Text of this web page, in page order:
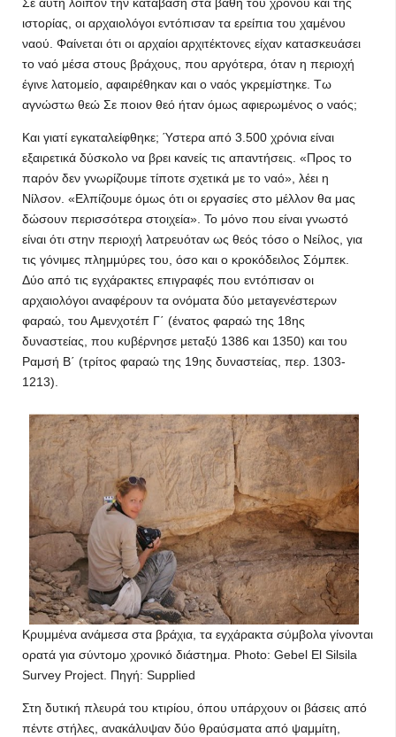
ιστορίας, οι αρχαιολόγοι εντόπισαν τα ερείπια του χαμένου
ναού. Φαίνεται ότι οι αρχαίοι αρχιτέκτονες είχαν κατασκευάσει
το ναό μέσα στους βράχους, που αργότερα, όταν η περιοχή
έγινε λατομείο, αφαιρέθηκαν και ο ναός γκρεμίστηκε. Τω
αγνώστω θεώ Σε ποιον θεό ήταν όμως αφιερωμένος ο ναός;
Και γιατί εγκαταλείφθηκε; Ύστερα από 3.500 χρόνια είναι
εξαιρετικά δύσκολο να βρει κανείς τις απαντήσεις. «Προς το
παρόν δεν γνωρίζουμε τίποτε σχετικά με το ναό», λέει η
Νίλσον. «Ελπίζουμε όμως ότι οι εργασίες στο μέλλον θα μας
δώσουν περισσότερα στοιχεία». Το μόνο που είναι γνωστό
είναι ότι στην περιοχή λατρευόταν ως θεός τόσο ο Νείλος, για
τις γόνιμες πλημμύρες του, όσο και ο κροκόδειλος Σόμπεκ.
Δύο από τις εγχάρακτες επιγραφές που εντόπισαν οι
αρχαιολόγοι αναφέρουν τα ονόματα δύο μεταγενέστερων
φαραώ, του Αμενχοτέπ Γ΄ (ένατος φαραώ της 18ης
δυναστείας, που κυβέρνησε μεταξύ 1386 και 1350) και του
Ραμσή Β΄ (τρίτος φαραώ της 19ης δυναστείας, περ. 1303-
1213).
Κρυμμένα ανάμεσα στα βράχια, τα εγχάρακτα σύμβολα γίνονται
ορατά για σύντομο χρονικό διάστημα. Photo: Gebel El Silsila
Survey Project. Πηγή: Supplied
Στη δυτική πλευρά του κτιρίου, όπου υπάρχουν οι βάσεις από
πέντε στήλες, ανακάλυψαν δύο θραύσματα από ψαμμίτη,